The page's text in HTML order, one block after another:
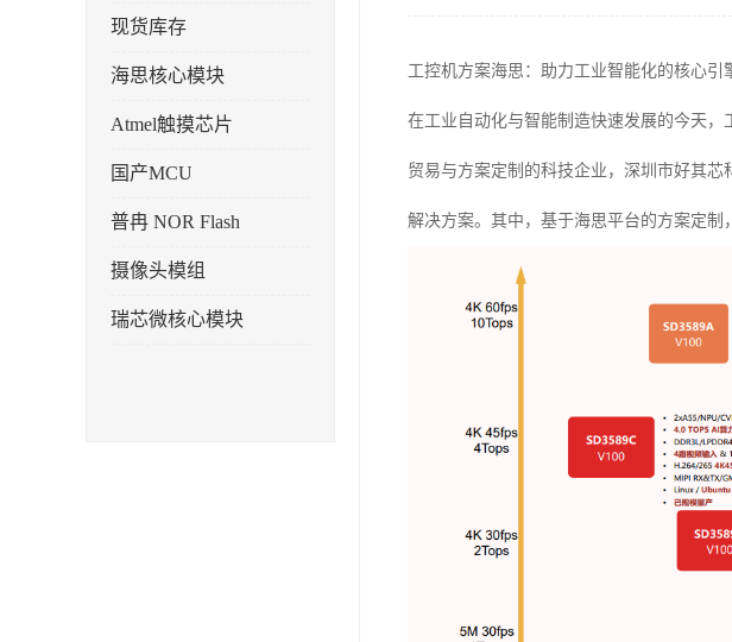
现货库存
海思核心模块
Atmel触摸芯片
国产MCU
普冉 NOR Flash
摄像头模组
瑞芯微核心模块
工控机方案海思：助力工业智能化的核心引
在工业自动化与智能制造快速发展的今天
贸易与方案定制的科技企业，深圳市好其
解决方案。其中，基于海思平台的方案定制